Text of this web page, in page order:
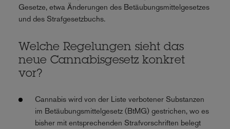
Gesetze, etwa Änderungen des Betäubungsmittelgesetzes
und des Strafgesetzbuchs.
Welche Regelungen sieht das
neue Cannabisgesetz konkret
vor?
Cannabis wird von der Liste verbotener Substanzen
im Betäubungsmittelgesetz (BtMG) gestrichen, wo es
bisher mit entsprechenden Strafvorschriften belegt